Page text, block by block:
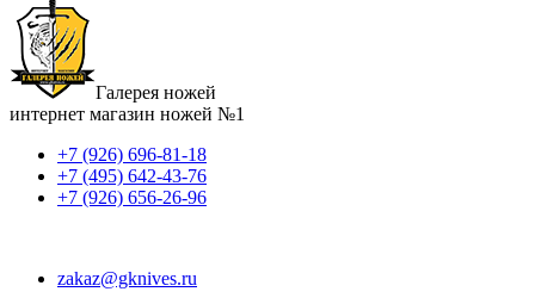
Галерея ножей
интернет магазин ножей №1
+7 (926) 696-81-18
+7 (495) 642-43-76
+7 (926) 656-26-96
zakaz@gknives.ru